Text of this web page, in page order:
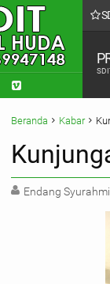
Beranda Kabar
Endang